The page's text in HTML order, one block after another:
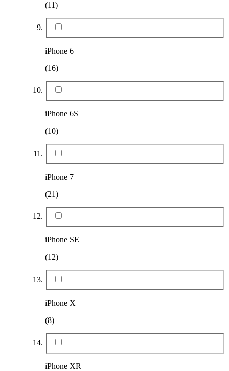
(11)
iPhone 6
(16)
iPhone 6S
(10)
iPhone 7
(21)
iPhone SE
(12)
iPhone X
(8)
iPhone XR